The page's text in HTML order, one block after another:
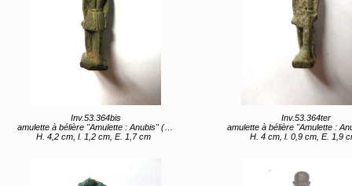
Inv.53.364bis
amulette à bélière "Amulette : Anubis" (titre d'usage)
H. 4,2 cm, l. 1,2 cm, E. 1,7 cm
Inv.53.364ter
amulette à bélière "Amulette : Anubis" (titre
H. 4 cm, l. 0,9 cm, E. 1,9